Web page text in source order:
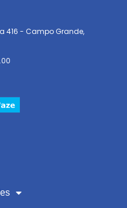
416 - Campo Grande,